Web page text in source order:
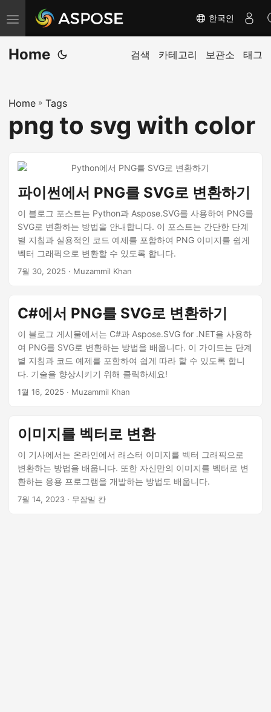
탐
색
전
한국인
Home 검색 카테고리 보관소 태그
Home » Tags
png to svg with color
파이썬에서 PNG를 SVG로 변환하기
이 블로그 포스트는 Python과 Aspose.SVG를 사용하여 PNG를
SVG로 변환하는 방법을 안내합니다. 이 포스트는 간단한 단계
별 지침과 실용적인 코드 예제를 포함하여 PNG 이미지를 쉽게
벡터 그래픽으로 변환할 수 있도록 합니다.
7월 30, 2025 · Muzammil Khan
C#에서 PNG를 SVG로 변환하기
이 블로그 게시물에서는 C#과 Aspose.SVG for .NET을 사용하
여 PNG를 SVG로 변환하는 방법을 배웁니다. 이 가이드는 단계
별 지침과 코드 예제를 포함하여 쉽게 따라 할 수 있도록 합니
다. 기술을 향상시키기 위해 클릭하세요!
1월 16, 2025 · Muzammil Khan
이미지를 벡터로 변환
이 기사에서는 온라인에서 래스터 이미지를 벡터 그래픽으로
변환하는 방법을 배웁니다. 또한 자신만의 이미지를 벡터로 변
환하는 응용 프로그램을 개발하는 방법도 배웁니다.
7월 14, 2023 · 무잠밀 칸